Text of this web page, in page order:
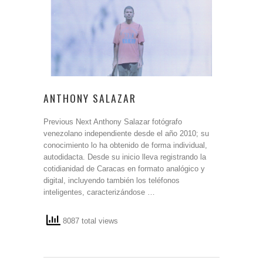
ANTHONY SALAZAR
Previous Next Anthony Salazar fotógrafo
venezolano independiente desde el año 2010; su
conocimiento lo ha obtenido de forma individual,
autodidacta. Desde su inicio lleva registrando la
cotidianidad de Caracas en formato analógico y
digital, incluyendo también los teléfonos
inteligentes, caracterizándose …
8087 total views